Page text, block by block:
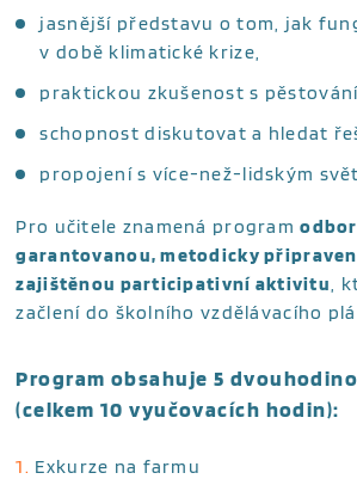
jasnější představu o tom, jak
v době klimatické krize,
praktickou zkušenost s
schopnost diskutovat a hledat
propojení s více-než-lidským
Pro učitele znamená program
garantovanou, metodicky
zajištěnou participativní aktivitu
,
začlení do školního vzdělávacího
Program obsahuje 5
(celkem 10 vyučovacích hodin):
Exkurze na farmu